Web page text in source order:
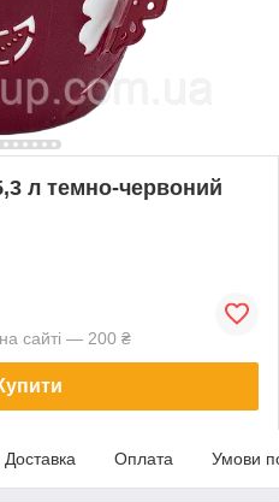
л темно-червоний
сайті — 200 ₴
Доставка Оплата Умови